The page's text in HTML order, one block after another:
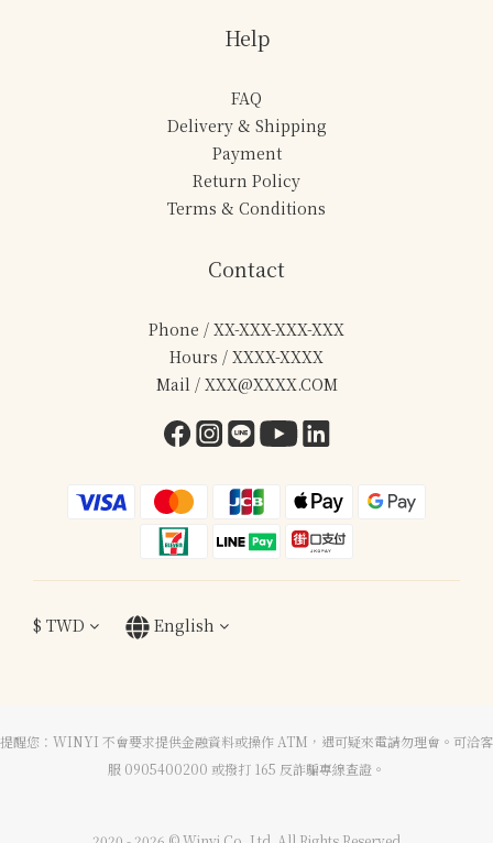
Help
FAQ
Delivery & Shipping
Payment
Return Policy
Terms & Conditions
Contact
Phone / XX-XXX-XXX-XXX
Hours / XXXX-XXXX
Mail / XXX@XXXX.COM
$ TWD English
提醒您：WINYI 不會要求提供金融資料或操作 ATM，遇可疑來電請勿理會。可洽客
服 0905400200 或撥打 165 反詐騙專線查證。